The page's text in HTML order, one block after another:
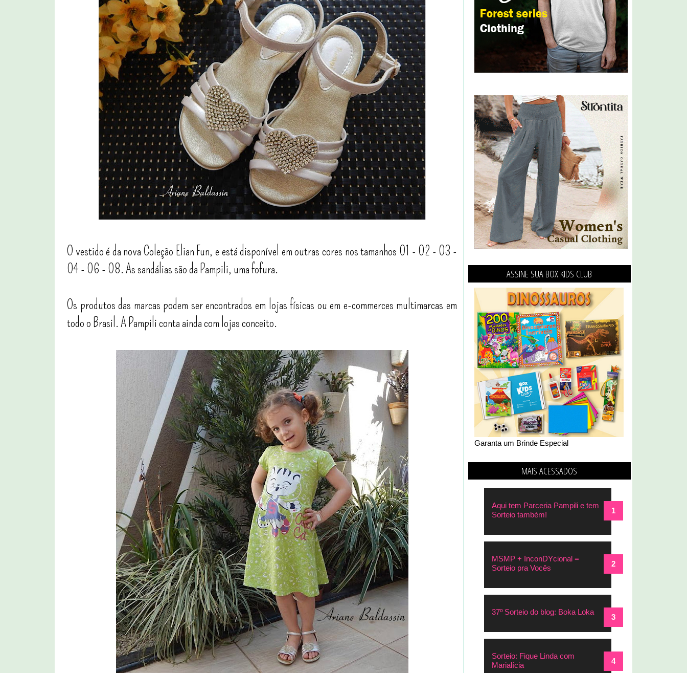
O vestido é da nova Coleção Elian Fun, e está disponível em outras cores nos tamanhos 01 - 02 - 03 -
04 - 06 - 08. As sandálias são da Pampili, uma fofura.
Os produtos das marcas podem ser encontrados em lojas físicas ou em e-commerces multimarcas em
todo o Brasil. A Pampili conta ainda com lojas conceito.
ASSINE SUA BOX KIDS CLUB
Garanta um Brinde Especial
MAIS ACESSADOS
Aqui tem Parceria Pampili e tem
Sorteio também!
MSMP + InconDYcional =
Sorteio pra Vocês
37º Sorteio do blog: Boka Loka
Sorteio: Fique Linda com
Marialícia